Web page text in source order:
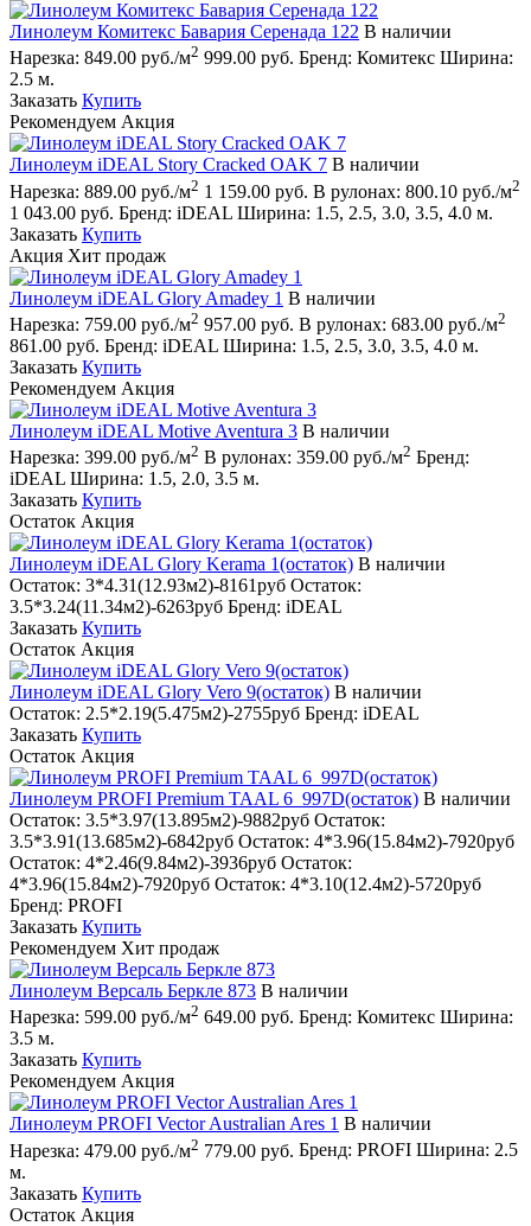
Линолеум Комитекс Бавария Серенада 122 В наличии
Нарезка: 849.00 руб./м2 999.00 руб. Бренд: Комитекс Ширина:
2.5 м.
Заказать Купить
Рекомендуем Акция
Линолеум iDEAL Story Cracked OAK 7 В наличии
Нарезка: 889.00 руб./м2 1 159.00 руб. В рулонах: 800.10 руб./м2
1 043.00 руб. Бренд: iDEAL Ширина: 1.5, 2.5, 3.0, 3.5, 4.0 м.
Заказать Купить
Акция Хит продаж
Линолеум iDEAL Glory Amadey 1 В наличии
Нарезка: 759.00 руб./м2 957.00 руб. В рулонах: 683.00 руб./м2
861.00 руб. Бренд: iDEAL Ширина: 1.5, 2.5, 3.0, 3.5, 4.0 м.
Заказать Купить
Рекомендуем Акция
Линолеум iDEAL Motive Aventura 3 В наличии
Нарезка: 399.00 руб./м2 В рулонах: 359.00 руб./м2 Бренд:
iDEAL Ширина: 1.5, 2.0, 3.5 м.
Заказать Купить
Остаток Акция
Линолеум iDEAL Glory Kerama 1(остаток) В наличии
Остаток: 3*4.31(12.93м2)-8161руб Остаток:
3.5*3.24(11.34м2)-6263руб Бренд: iDEAL
Заказать Купить
Остаток Акция
Линолеум iDEAL Glory Vero 9(остаток) В наличии
Остаток: 2.5*2.19(5.475м2)-2755руб Бренд: iDEAL
Заказать Купить
Остаток Акция
Линолеум PROFI Premium TAAL 6_997D(остаток) В наличии
Остаток: 3.5*3.97(13.895м2)-9882руб Остаток:
3.5*3.91(13.685м2)-6842руб Остаток: 4*3.96(15.84м2)-7920руб
Остаток: 4*2.46(9.84м2)-3936руб Остаток:
4*3.96(15.84м2)-7920руб Остаток: 4*3.10(12.4м2)-5720руб
Бренд: PROFI
Заказать Купить
Рекомендуем Хит продаж
Линолеум Версаль Беркле 873 В наличии
Нарезка: 599.00 руб./м2 649.00 руб. Бренд: Комитекс Ширина:
3.5 м.
Заказать Купить
Рекомендуем Акция
Линолеум PROFI Vector Australian Ares 1 В наличии
Нарезка: 479.00 руб./м2 779.00 руб. Бренд: PROFI Ширина: 2.5
м.
Заказать Купить
Остаток Акция